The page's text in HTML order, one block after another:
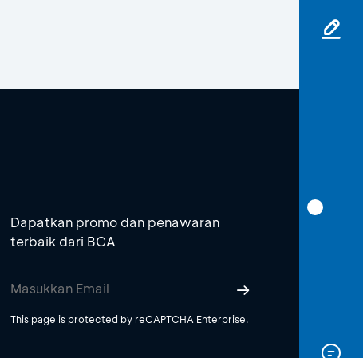
Dapatkan promo dan penawaran
terbaik dari BCA
This page is protected by reCAPTCHA Enterprise.